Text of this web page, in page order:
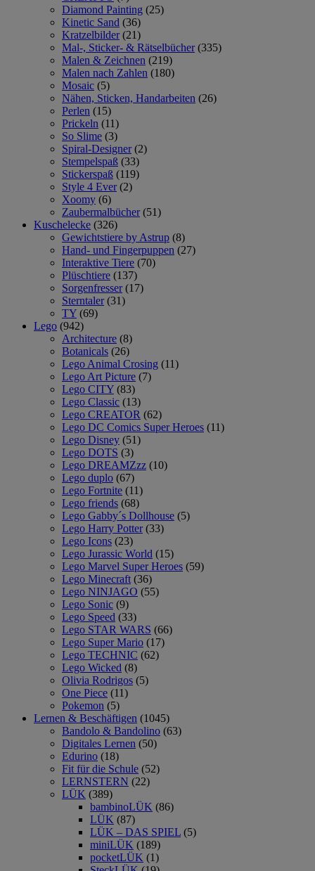
Diamond Painting (25)
Kinetic Sand (36)
Kratzelbilder (21)
Mal-, Sticker- & Rätselbücher (335)
Malen & Zeichnen (219)
Malen nach Zahlen (180)
Mosaic (5)
Nähen, Sticken, Handarbeiten (26)
Perlen (15)
Prickeln (11)
So Slime (3)
Spiral-Designer (2)
Stempelspaß (33)
Stickerspaß (119)
Style 4 Ever (2)
Xoomy (6)
Zaubermalbücher (51)
Kuschelecke (326)
Gewichtstiere by Astrup (8)
Hand- und Fingerpuppen (27)
Interaktive Tiere (70)
Plüschtiere (137)
Sorgenfresser (17)
Sterntaler (31)
TY (69)
Lego (942)
Architecture (8)
Botanicals (26)
Lego Animal Crosing (11)
Lego Art Picture (7)
Lego CITY (83)
Lego Classic (13)
Lego CREATOR (62)
Lego DC Comics Super Heroes (11)
Lego Disney (51)
Lego DOTS (3)
Lego DREAMZzz (10)
Lego duplo (67)
Lego Fortnite (11)
Lego friends (68)
Lego Gabby´s Dollhouse (5)
Lego Harry Potter (33)
Lego Icons (23)
Lego Jurassic World (15)
Lego Marvel Super Heroes (59)
Lego Minecraft (36)
Lego NINJAGO (55)
Lego Sonic (9)
Lego Speed (33)
Lego STAR WARS (66)
Lego Super Mario (17)
Lego TECHNIC (62)
Lego Wicked (8)
Olivia Rodrigos (5)
One Piece (11)
Pokemon (5)
Lernen & Beschäftigen (1045)
Bandolo & Bandolino (63)
Digitales Lernen (50)
Edurino (18)
Fit für die Schule (52)
LERNSTERN (22)
LÜK (389)
bambinoLÜK (86)
LÜK (87)
LÜK – DAS SPIEL (5)
miniLÜK (189)
pocketLÜK (1)